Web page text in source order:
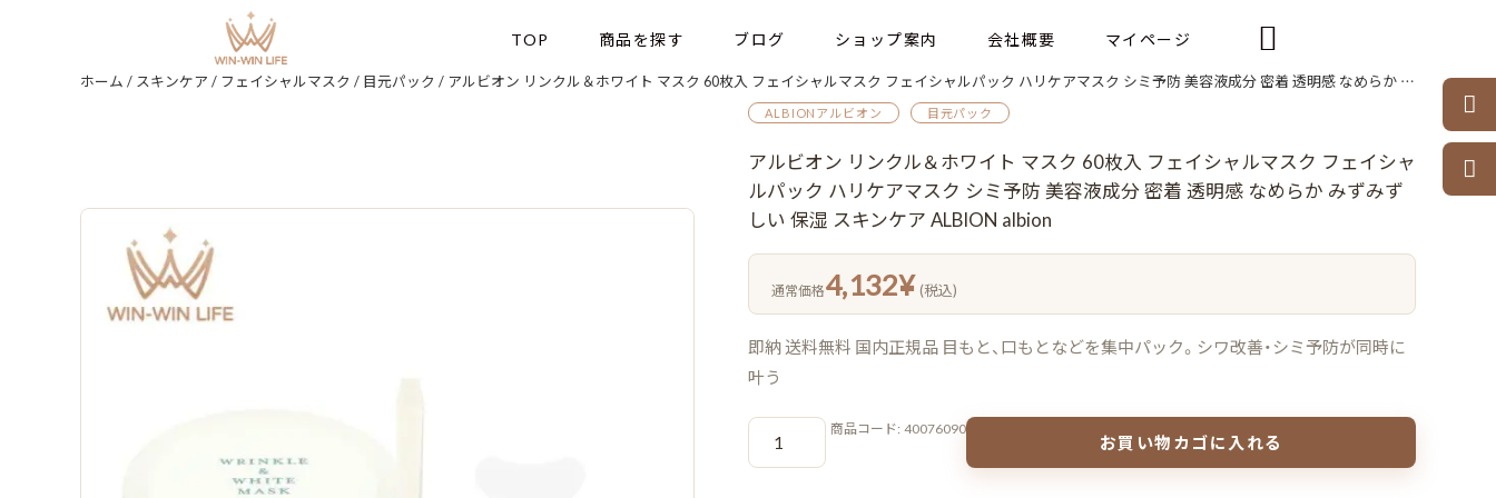
TOP 商品を探す ブログ ショップ案内 会社概要 マイページ 
ホーム / スキンケア / フェイシャルマスク / 目元パック / アルビオン リンクル＆ホワイト マスク 60枚入 フェイシャルマスク フェイシャルパック ハリケアマスク シミ予防 美容液成分 密着 透明感 なめらか みずみずしい 保湿 スキンケア ALBION albion
ALBIONアルビオン 目元パック
アルビオン リンクル＆ホワイト マスク 60枚入 フェイシャルマスク フェイシャ
ルパック ハリケアマスク シミ予防 美容液成分 密着 透明感 なめらか みずみず
しい 保湿 スキンケア ALBION albion
通常価格4,132¥ (税込)
即納 送料無料 国内正規品 目もと、口もとなどを集中パック。シワ改善・シミ予防が同時に
叶う
ア
ビ
商品コード: 40076090
お買い物カゴに入れる

